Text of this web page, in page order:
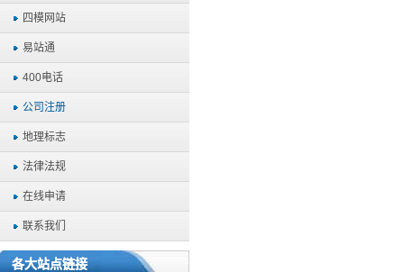
四模网站
易站通
400电话
公司注册
地理标志
法律法规
在线申请
联系我们
各大站点链接